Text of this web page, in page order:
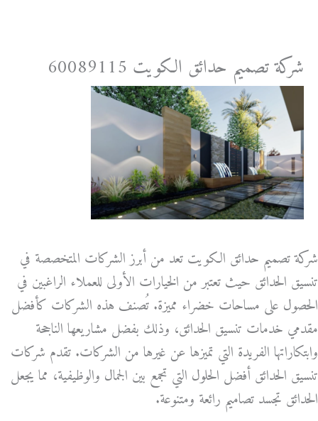
المحتوىشركة تصميم حدائق الكويت 60089115
شركة تصميم حدائق الكويت تعد من أبرز الشركات المتخصصة في
تنسيق الحدائق حيث تعتبر من الخيارات الأولى للعملاء الراغبين في
الحصول على مساحات خضراء مميزة. تُصنف هذه الشركات كأفضل
مقدمي خدمات تنسيق الحدائق، وذلك بفضل مشاريعها الناجحة
وابتكاراتها الفريدة التي تميزها عن غيرها من الشركات. تقدم شركات
تنسيق الحدائق أفضل الحلول التي تجمع بين الجمال والوظيفية، مما يجعل
الحدائق تجسد تصاميم رائعة ومتنوعة.